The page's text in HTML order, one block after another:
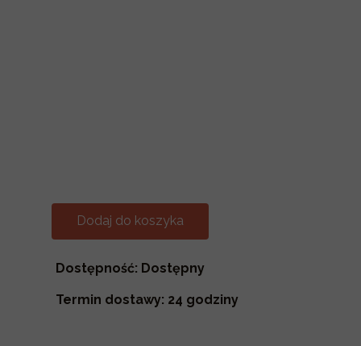
Dostępność: Dostępny
Termin dostawy: 24 godziny
Dodaj do koszyka